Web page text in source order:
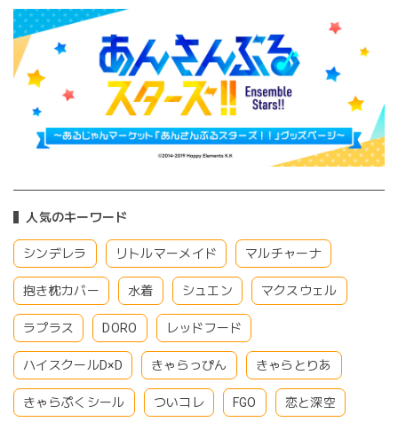
人気のキーワード
シンデレラ リトルマーメイド マルチャーナ
抱き枕カバー 水着 シュエン マクスウェル
ラプラス DORO レッドフード
ハイスクールD×D きゃらっぴん きゃらとりあ
きゃらぷくシール ついコレ FGO 恋と深空